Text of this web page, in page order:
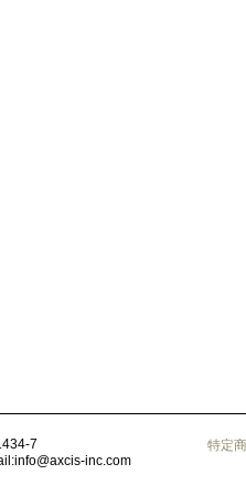
7
info@axcis-inc.com
特定